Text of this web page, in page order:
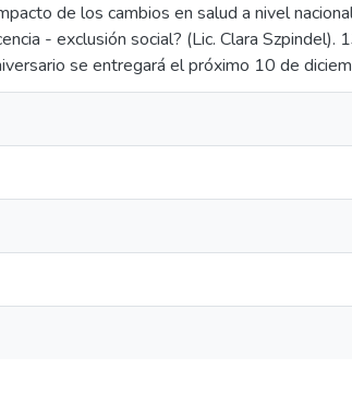
de los cambios en salud a nivel
- exclusión social? (Lic. Clara Szpindel).
se entregará el próximo 10 de